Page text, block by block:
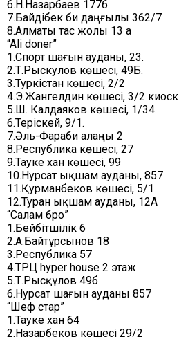
6.Н.Назарбаев 177б
7.Байдібек би даңғылы 362/7
8.Алматы тас жолы 13 а
“Ali doner”
1.Спорт шағын ауданы, 23.
2.Т.Рыскулов көшесі, 49Б.
3.Туркістан көшесі, 2/2
4.Э.Жангелдин көшесі, 3/2 киоск
5.Ш. Калдаяков көшесі, 1/34.
6.Теріскей, 9/1.
7.Әль-Фараби алаңы 2
8.Республика көшесі, 27
9.Тауке хан көшесі, 99
10.Нурсат ықшам ауданы, 857
11.Қурманбеков көшесі, 5/1
12.Туран ықшам ауданы, 12А
“Салам бро”
1.Бейбітшілік 6
2.А.Байтұрсынов 18
3.Республика 57
4.ТРЦ hyper house 2 этаж
5.Т.Рысқұлов 49б
6.Нурсат шағын ауданы 857
“Шеф стар”
1.Тауке хан 64
2.Назарбеков көшесі 29/2